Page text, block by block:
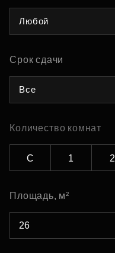
Любой
Срок сдачи
Все
Количество комнат
С 1 2
Площадь, м²